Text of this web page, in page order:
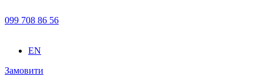
099 708 86 56
EN
Замовити